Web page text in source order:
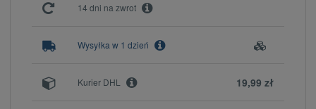
14 dni na zwrot
Wysyłka w 1 dzień
19,99 zł
Kurier DHL